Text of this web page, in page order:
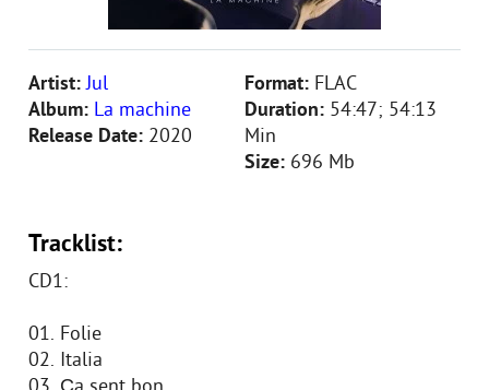
Artist:Jul
Album: La machine
Release Date: 2020
Format: FLAC
Duration: 54:47; 54:13
Min
Size: 696 Mb
Tracklist:
CD1:
01. Folie
02. Italia